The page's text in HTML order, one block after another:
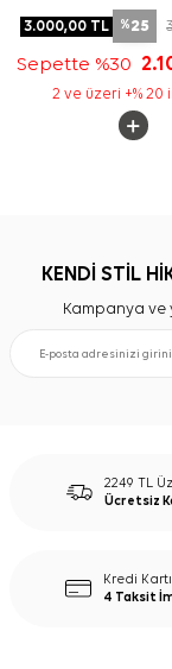
3.000,00 TL %25
Sepette %30
2 ve üzeri +% 20
KENDİ STİL
Kampanya ve
2249 TL
Ücretsiz
Kredi
4 Taksit